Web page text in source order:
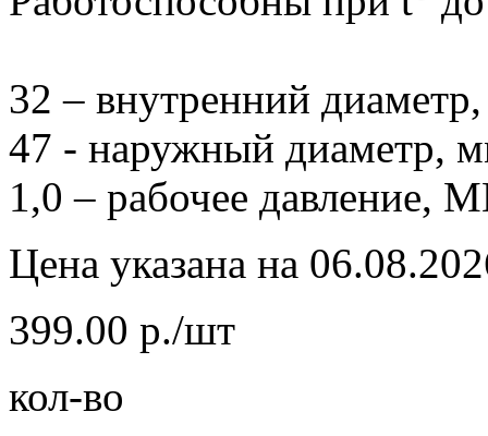
32 – внутренний
47 - наружный диаметр,
1,0 – рабочее давление,
Цена указана на
399.00 р./шт
кол-во